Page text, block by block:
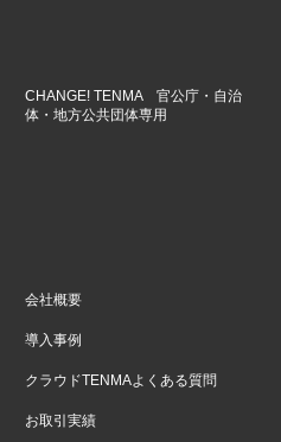
CHANGE! TENMA 官公庁・自治
体・地方公共団体専用
会社概要
導入事例
クラウドTENMAよくある質問
お取引実績